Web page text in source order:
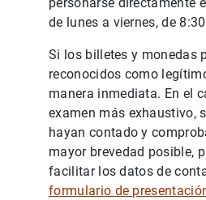
personarse directamente
de lunes a viernes, de
Si los billetes y monedas
reconocidos como
manera inmediata. En el
examen más exhaustivo,
hayan contado y
mayor brevedad posible,
facilitar los datos de
formulario de